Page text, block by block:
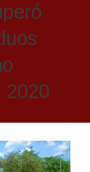
2020